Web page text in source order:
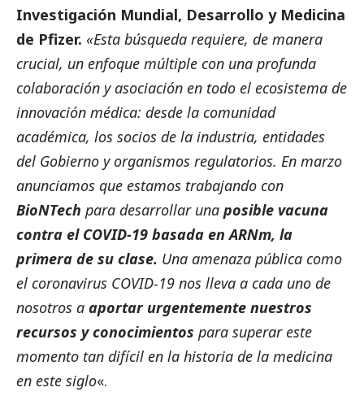
Investigación Mundial, Desarrollo y Medicina
de Pfizer. «Esta búsqueda requiere, de manera
crucial, un enfoque múltiple con una profunda
colaboración y asociación en todo el ecosistema de
innovación médica: desde la comunidad
académica, los socios de la industria, entidades
del Gobierno y organismos regulatorios. En marzo
anunciamos que estamos trabajando con
BioNTech para desarrollar una posible vacuna
contra el COVID-19 basada en ARNm, la
primera de su clase. Una amenaza pública como
el coronavirus COVID-19 nos lleva a cada uno de
nosotros a aportar urgentemente nuestros
recursos y conocimientos para superar este
momento tan difícil en la historia de la medicina
en este siglo«.